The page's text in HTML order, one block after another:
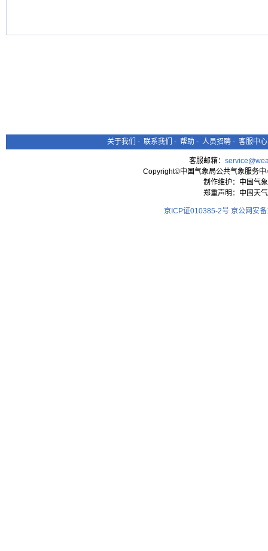
关于我们 - 联系我们 - 帮助 - 人员招聘 - 客服中心
客服邮箱：
Copyright©中国气象局公共气象服务
制作维护：中国气
郑重声明：中国天
京ICP证010385-2号 京公网安